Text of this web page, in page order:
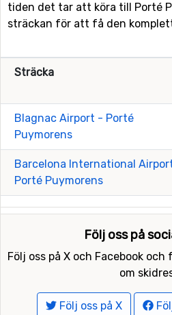
tiden det tar att köra till Porté
sträckan för att få den
Sträcka
Blagnac Airport - Porté
Puymorens
Barcelona International
Porté Puymorens
Följ oss på
Följ oss på X och Facebook
om
Följ oss på X